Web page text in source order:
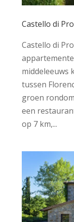
Castello di
Castello di
middeleeuws
tussen
groen
een
op 7 km,...